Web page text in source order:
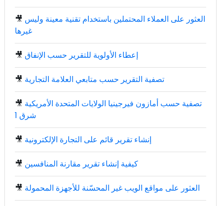
🎥 العثور على العملاء المحتملين باستخدام تقنية معينة وليس
غيرها
🎥 إعطاء الأولوية للتقرير حسب الإنفاق
🎥 تصفية التقرير حسب متابعي العلامة التجارية
🎥 تصفية حسب أمازون فيرجينيا الولايات المتحدة الأمريكية
شرق 1
🎥 إنشاء تقرير قائم على التجارة الإلكترونية
🎥 كيفية إنشاء تقرير مقارنة المنافسين
🎥 العثور على مواقع الويب غير المحسّنة للأجهزة المحمولة